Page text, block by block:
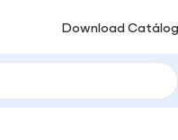
Download